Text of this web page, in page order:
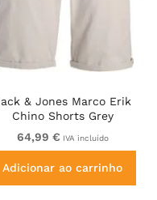
& Jones Marco Erik
Chino Shorts Grey
64,99 € IVA incluído
Adicionar ao carrinho